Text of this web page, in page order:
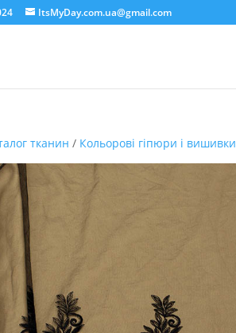
ItsMyDay.com.ua@gmail.com
тканин / Кольорові гіпюри і вишивки